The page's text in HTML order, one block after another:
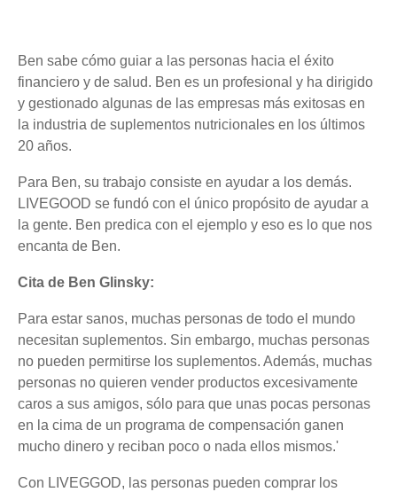
Ben sabe cómo guiar a las personas hacia el éxito
financiero y de salud. Ben es un profesional y ha dirigido
y gestionado algunas de las empresas más exitosas en
la industria de suplementos nutricionales en los últimos
20 años.
Para Ben, su trabajo consiste en ayudar a los demás.
LIVEGOOD se fundó con el único propósito de ayudar a
la gente. Ben predica con el ejemplo y eso es lo que nos
encanta de Ben.
Cita de Ben Glinsky:
Para estar sanos, muchas personas de todo el mundo
necesitan suplementos. Sin embargo, muchas personas
no pueden permitirse los suplementos. Además, muchas
personas no quieren vender productos excesivamente
caros a sus amigos, sólo para que unas pocas personas
en la cima de un programa de compensación ganen
mucho dinero y reciban poco o nada ellos mismos.'
Con LIVEGGOD, las personas pueden comprar los